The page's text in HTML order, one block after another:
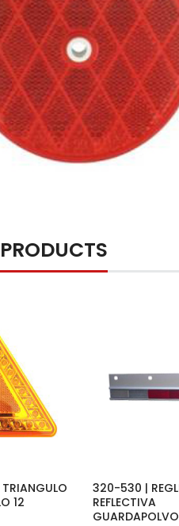
12
320-530 |
REFLECTIVA